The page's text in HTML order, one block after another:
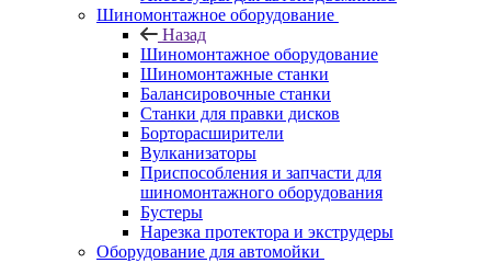
Шиномонтажное оборудование
Назад
Шиномонтажное оборудование
Шиномонтажные станки
Балансировочные станки
Станки для правки дисков
Борторасширители
Вулканизаторы
Приспособления и запчасти для
шиномонтажного оборудования
Бустеры
Нарезка протектора и экструдеры
Оборудование для автомойки